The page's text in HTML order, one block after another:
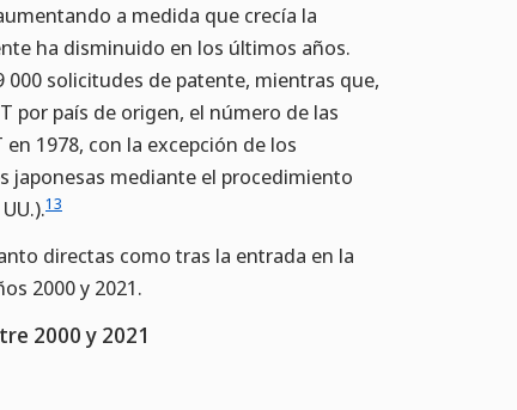
a medida que crecía la
ha disminuido en los últimos años.
000 solicitudes de patente, mientras que,
por país de origen, el número de las
1978, con la excepción de los
japonesas mediante el procedimiento
13
directas como tras la entrada en la
2000 y 2021.
2000 y 2021